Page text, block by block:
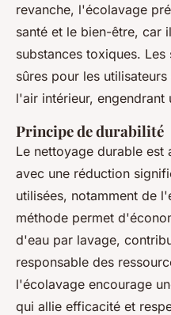
revanche, l'écolavage
santé et le bien-être, car
substances toxiques.
sûres pour les
l'air intérieur, engendrant
Principe de durabilité
Le nettoyage durable
avec une réduction
utilisées, notamment de
méthode permet
d'eau par lavage,
responsable des
l'écolavage encourage
qui allie efficacité et